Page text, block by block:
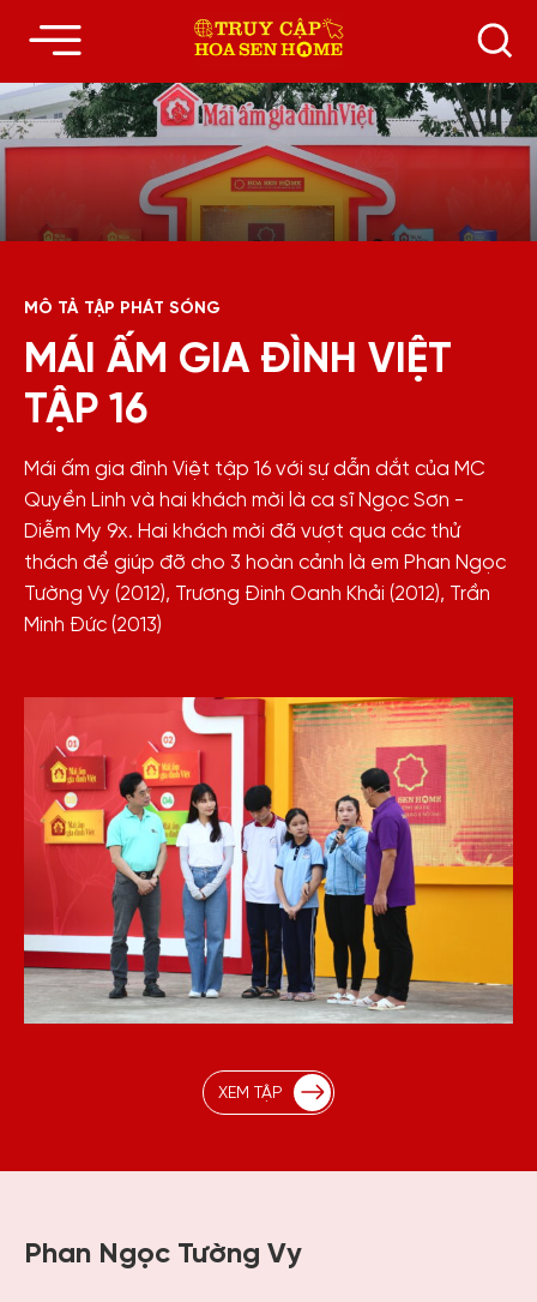
MÔ TẢ TẬP PHÁT SÓNG
MÁI ẤM GIA ĐÌNH VIỆT
TẬP 16
Mái ấm gia đình Việt tập 16 với sự dẫn dắt của MC
Quyền Linh và hai khách mời là ca sĩ Ngọc Sơn -
Diễm My 9x. Hai khách mời đã vượt qua các thử
thách để giúp đỡ cho 3 hoàn cảnh là em Phan Ngọc
Tường Vy (2012), Trương Đinh Oanh Khải (2012), Trần
Minh Đức (2013)
XEM TẬP
Phan Ngọc Tường Vy